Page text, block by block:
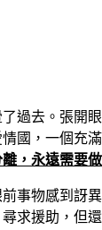
過去。張開
國，一個充
，永遠需要
事物感到訝
求援助，但